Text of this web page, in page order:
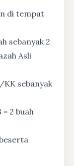
di tempat
sebanyak 2
Asli
sebanyak
= 2 buah